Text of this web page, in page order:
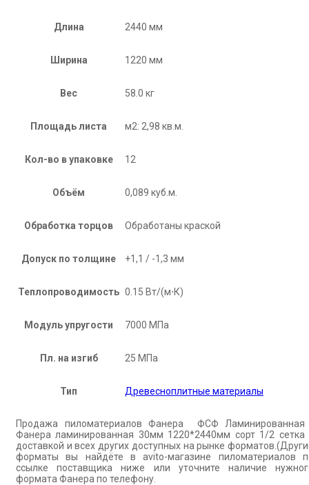
Длина 2440 мм
Ширина 1220 мм
Вес 58.0 кг
Площадь листа м2: 2,98 кв.м.
Кол-во в упаковке 12
Объём 0,089 куб.м.
Обработка торцов Обработаны краской
Допуск по толщине +1,1 / -1,3 мм
Теплопроводимость 0.15 Вт/(м⋅К)
Модуль упругости 7000 МПа
Пл. на изгиб 25 МПа
Тип Древесноплитные материалы
Продажа пиломатериалов Фанера ФСФ
Фанера ламинированная 30мм 1220*2440мм сорт 1/2 сетка
доставкой и всех других доступных на рынке
форматы вы найдёте в avito-магазине пиломатериалов
ссылке поставщика ниже или уточните наличие
формата Фанера по телефону.